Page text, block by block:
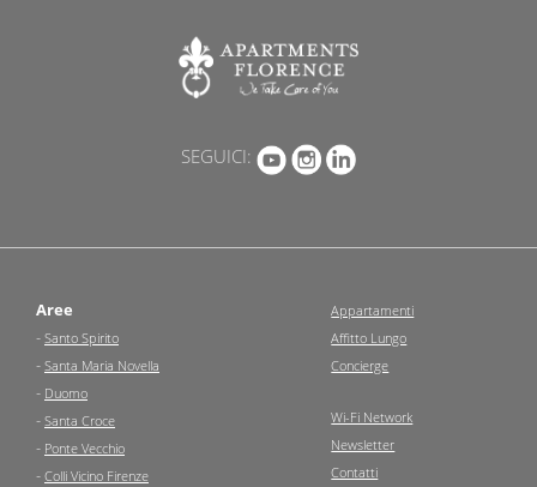
SEGUICI:
Aree
- Santo Spirito
- Santa Maria Novella
- Duomo
- Santa Croce
- Ponte Vecchio
- Colli Vicino Firenze
Appartamenti
Affitto Lungo
Concierge
Wi-Fi Network
Newsletter
Contatti